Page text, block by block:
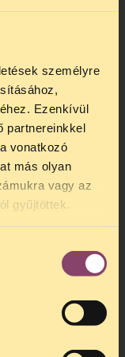
személyre
Ezenkívül
partnereinkkel
vonatkozó
más olyan
vagy az
gyűjtöttek.
vagy árut
okozott
az nem
tájékoztató
azt is
a törvény a
hanem akkor
valaki rólad.
ki